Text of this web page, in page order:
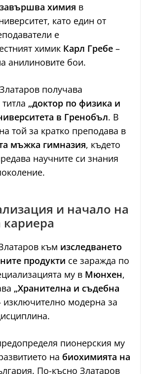
завършва химия в
като един от
е
химик Карл Гребе –
анилиновите бои.
Златаров получава
„доктор по физика и
в Гренобъл. В
той за кратко преподава в
мъжка гимназия, където
научните си знания
и начало на
кариера
към изследването
продукти се заражда по
му в Мюнхен,
„Хранителна и съдебна
изключително модерна за
пионерския му
на биохимията на
По-късно Златаров